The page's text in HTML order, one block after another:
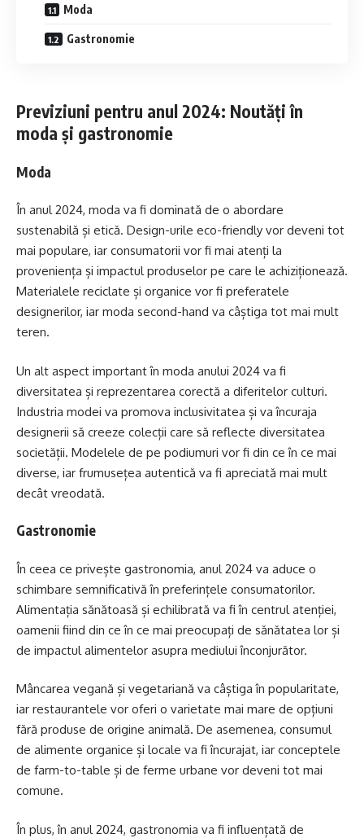
Moda
Gastronomie
Previziuni pentru anul 2024: Noutăți în
moda și gastronomie
Moda
În anul 2024, moda va fi dominată de o abordare
sustenabilă și etică. Design-urile eco-friendly vor deveni tot
mai populare, iar consumatorii vor fi mai atenți la
proveniența și impactul produselor pe care le achiziționează.
Materialele reciclate și organice vor fi preferatele
designerilor, iar moda second-hand va câștiga tot mai mult
teren.
Un alt aspect important în moda anului 2024 va fi
diversitatea și reprezentarea corectă a diferitelor culturi.
Industria modei va promova inclusivitatea și va încuraja
designerii să creeze colecții care să reflecte diversitatea
societății. Modelele de pe podiumuri vor fi din ce în ce mai
diverse, iar frumusețea autentică va fi apreciată mai mult
decât vreodată.
Gastronomie
În ceea ce privește gastronomia, anul 2024 va aduce o
schimbare semnificativă în preferințele consumatorilor.
Alimentația sănătoasă și echilibrată va fi în centrul atenției,
oamenii fiind din ce în ce mai preocupați de sănătatea lor și
de impactul alimentelor asupra mediului înconjurător.
Mâncarea vegană și vegetariană va câștiga în popularitate,
iar restaurantele vor oferi o varietate mai mare de opțiuni
fără produse de origine animală. De asemenea, consumul
de alimente organice și locale va fi încurajat, iar conceptele
de farm-to-table și de ferme urbane vor deveni tot mai
comune.
În plus, în anul 2024, gastronomia va fi influențată de